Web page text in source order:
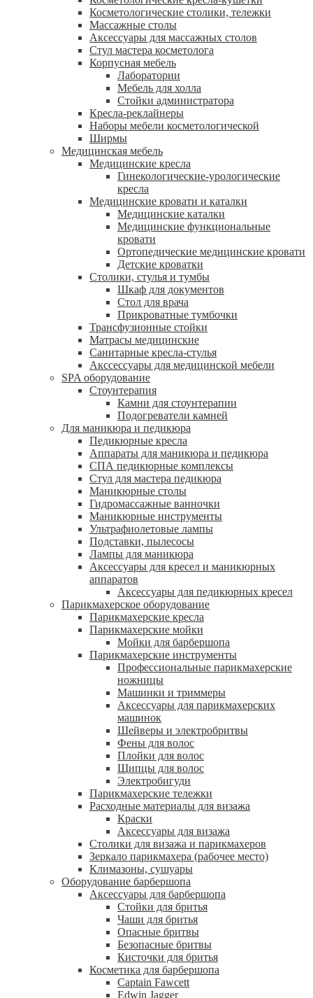
Косметологические столики, тележки
Массажные столы
Аксессуары для массажных столов
Стул мастера косметолога
Корпусная мебель
Лаборатории
Мебель для холла
Стойки администратора
Кресла-реклайнеры
Наборы мебели косметологической
Ширмы
Медицинская мебель
Медицинские кресла
Гинекологические-урологические
кресла
Медицинские кровати и каталки
Медицинские каталки
Медицинские функциональные
кровати
Ортопедические медицинские кровати
Детские кроватки
Столики, стулья и тумбы
Шкаф для документов
Стол для врача
Прикроватные тумбочки
Трансфузионные стойки
Матрасы медицинские
Санитарные кресла-стулья
Акссессуары для медицинской мебели
SPA оборудование
Стоунтерапия
Камни для стоунтерапии
Подогреватели камней
Для маникюра и педикюра
Педикюрные кресла
Аппараты для маникюра и педикюра
СПА педикюрные комплексы
Стул для мастера педикюра
Маникюрные столы
Гидромассажные ванночки
Маникюрные инструменты
Ультрафиолетовые лампы
Подставки, пылесосы
Лампы для маникюра
Аксессуары для кресел и маникюрных
аппаратов
Аксессуары для педикюрных кресел
Парикмахерское оборудование
Парикмахерские кресла
Парикмахерские мойки
Мойки для барбершопа
Парикмахерские инструменты
Профессиональные парикмахерские
ножницы
Машинки и триммеры
Аксессуары для парикмахерских
машинок
Шейверы и электробритвы
Фены для волос
Плойки для волос
Щипцы для волос
Электробигуди
Парикмахерские тележки
Расходные материалы для визажа
Краски
Аксессуары для визажа
Столики для визажа и парикмахеров
Зеркало парикмахера (рабочее место)
Климазоны, сушуары
Оборудование барбершопа
Аксессуары для барбершопа
Стойки для бритья
Чаши для бритья
Опасные бритвы
Безопасные бритвы
Кисточки для бритья
Косметика для барбершопа
Captain Fawcett
Edwin Jagger